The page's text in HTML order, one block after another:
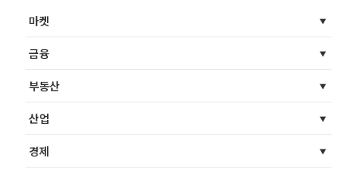
마켓
금융
부동산
산업
경제